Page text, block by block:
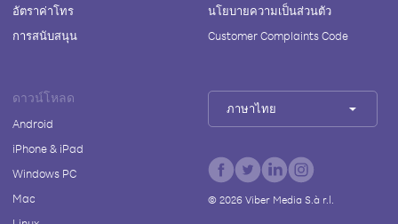
อัตราค่าโทร
การสนับสนุน
นโยบายความเป็นส่วนตัว
Customer Complaints Code
ดาวน์โหลด
Android
iPhone & iPad
Windows PC
Mac
ภาษาไทย
© 2026Viber Media S.à r.l.